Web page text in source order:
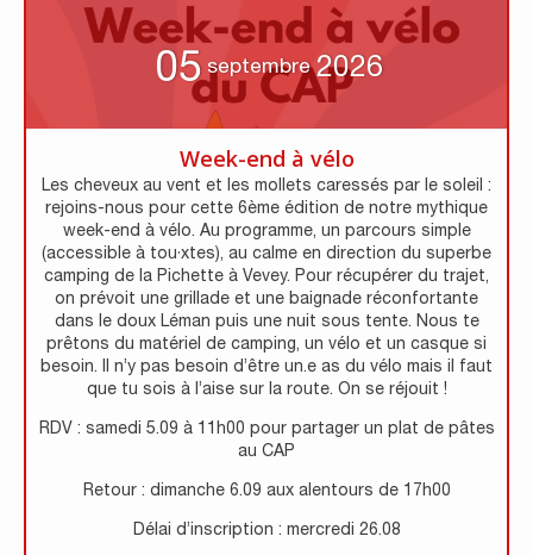
05 septembre 2026
Week-end à vélo
Les cheveux au vent et les mollets caressés par le soleil :
rejoins-nous pour cette 6ème édition de notre mythique
week-end à vélo. Au programme, un parcours simple
(accessible à tou·xtes), au calme en direction du superbe
camping de la Pichette à Vevey. Pour récupérer du trajet,
on prévoit une grillade et une baignade réconfortante
dans le doux Léman puis une nuit sous tente. Nous te
prêtons du matériel de camping, un vélo et un casque si
besoin. Il n’y pas besoin d’être un.e as du vélo mais il faut
que tu sois à l’aise sur la route. On se réjouit !
RDV : samedi 5.09 à 11h00 pour partager un plat de pâtes
au CAP
Retour : dimanche 6.09 aux alentours de 17h00
Délai d’inscription : mercredi 26.08